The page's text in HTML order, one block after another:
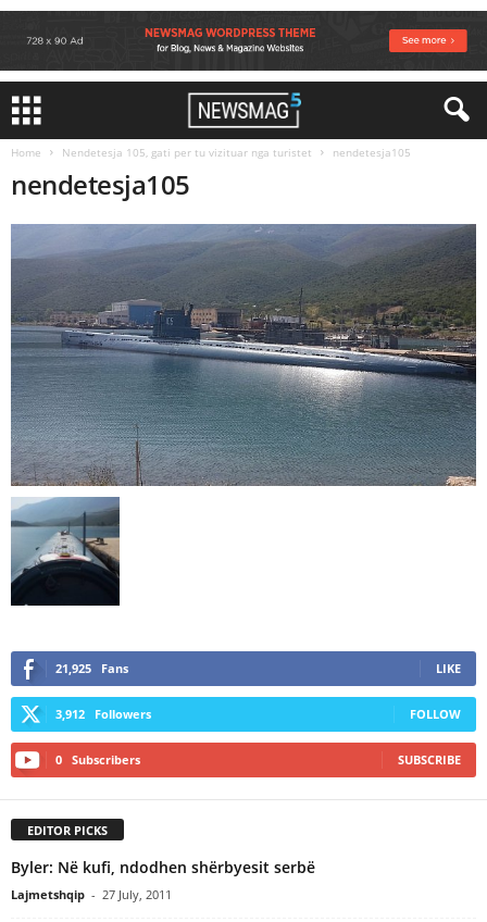
Home Nendetesja 105, gati per tu vizituar nga turistet nendetesja105
nendetesja105
21,925 Fans LIKE
3,912 Followers FOLLOW
0 Subscribers SUBSCRIBE
EDITOR PICKS
Byler: Në kufi, ndodhen shërbyesit serbë
Lajmetshqip - 27 July, 2011